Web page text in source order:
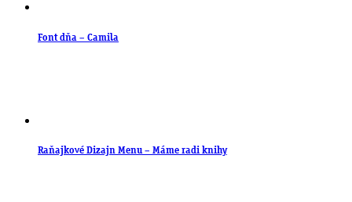
Font dňa – Camila
Raňajkové Dizajn Menu – Máme radi knihy